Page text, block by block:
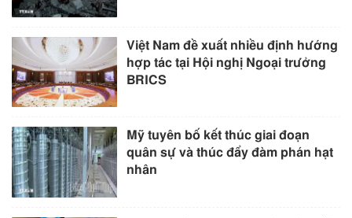
Việt Nam đề xuất nhiều định hướng
hợp tác tại Hội nghị Ngoại trưởng
BRICS
Mỹ tuyên bố kết thúc giai đoạn
quân sự và thúc đẩy đàm phán hạt
nhân